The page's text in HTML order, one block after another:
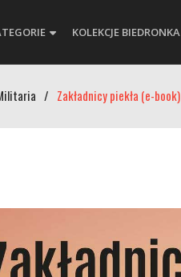
KOLEKCJE BIEDRONKA
/ Zakładnicy piekła (e-book)